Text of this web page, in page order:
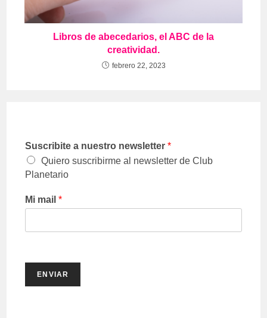
Libros de abecedarios, el ABC de la
creatividad.
febrero 22, 2023
Suscribite a nuestro newsletter*
Quiero suscribirme al newsletter de Club
Planetario
Mi mail*
ENVIAR